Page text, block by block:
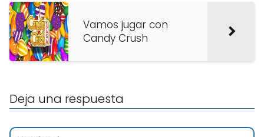
Vamos jugar con
Candy Crush
Deja una respuesta